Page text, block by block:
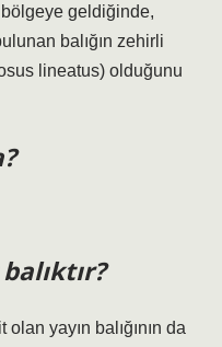
geldiğinde,
balığın zehirli
lineatus) olduğunu
olan yayın balığının da